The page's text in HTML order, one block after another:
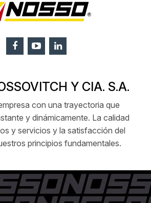
Y CIA. S.A.
con una trayectoria que
y dinámicamente. La calidad
y servicios y la satisfacción del
principios fundamentales.